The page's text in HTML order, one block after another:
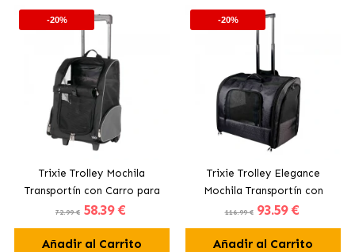
-20%
Trixie Trolley Mochila
Transportín con Carro para
Perros y Gatos
72.99 € 58.39 €
Añadir al Carrito
-20%
Trixie Trolley Elegance
Mochila Transportín con
Carro para Perros
116.99 € 93.59 €
Añadir al Carrito